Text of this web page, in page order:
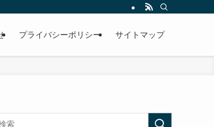
プライバシーポリシー サイトマップ